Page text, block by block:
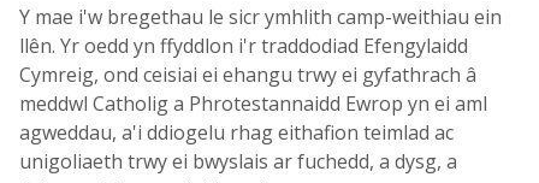
Y mae i'w bregethau le sicr ymhlith camp-weithiau ein
llên. Yr oedd yn ffyddlon i'r traddodiad Efengylaidd
Cymreig, ond ceisiai ei ehangu trwy ei gyfathrach â
meddwl Catholig a Phrotestannaidd Ewrop yn ei aml
agweddau, a'i ddiogelu rhag eithafion teimlad ac
unigoliaeth trwy ei bwyslais ar fuchedd, a dysg, a